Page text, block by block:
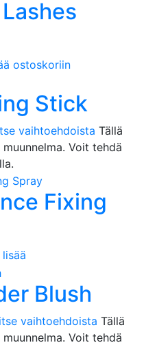
ostoskoriin
Stick
vaihtoehdoista Tällä
Voit tehdä
Fixing
lisää
Blush
vaihtoehdoista Tällä
Voit tehdä